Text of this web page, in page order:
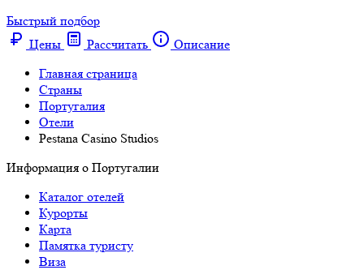
Быстрый подбор
Цены
Рассчитать
Описание
Главная страница
Cтраны
Португалия
Отели
Pestana Casino Studios
Информация о Португалии
Каталог отелей
Курорты
Карта
Памятка туристу
Виза